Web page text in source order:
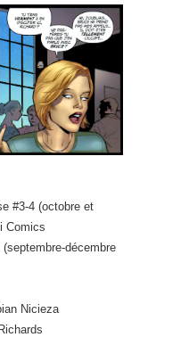
#3-4 (octobre et
Comics
(septembre-décembre
Nicieza